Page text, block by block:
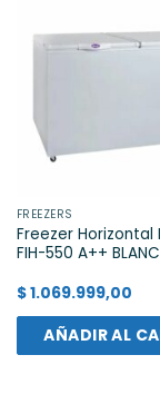
FREEZERS
Freezer Horizontal
FIH-550 A++
$1.069.999,00
AÑADIR AL